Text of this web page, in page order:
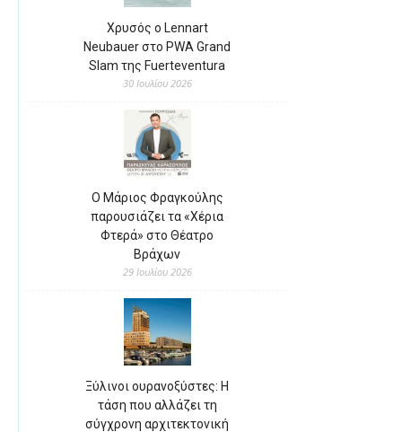
Χρυσός ο Lennart
Neubauer στο PWA Grand
Slam της Fuerteventura
30 Ιουλίου 2026
Ο Μάριος Φραγκούλης
παρουσιάζει τα «Χέρια
Φτερά» στο Θέατρο
Βράχων
29 Ιουλίου 2026
Ξύλινοι ουρανοξύστες: Η
τάση που αλλάζει τη
σύγχρονη αρχιτεκτονική